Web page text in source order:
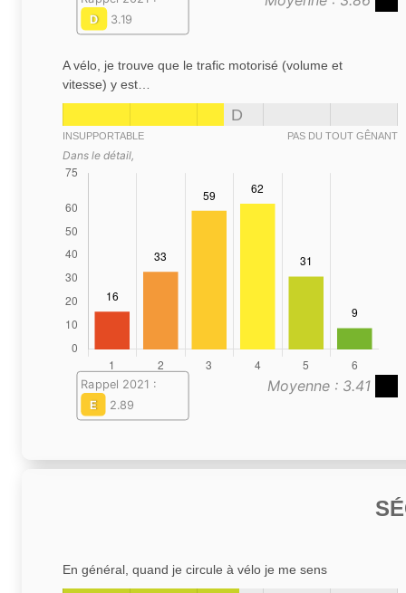
D
3.19
A vélo, je trouve que le trafic motorisé (volume et
vitesse) y est…
D
INSUPPORTABLE PAS DU TOUT GÊNANT
Dans le détail,
Moyenne : 3.41
Rappel 2021 :
E
2.89
En général, quand je circule à vélo je me sens